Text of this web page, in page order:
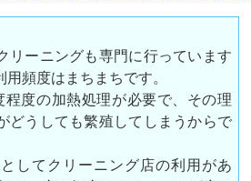
リーニングも専門に行っています
頻度はまちまちです。
度の加熱処理が必要で、その理
どうしても繁殖してしまうからで
してクリーニング店の利用があ